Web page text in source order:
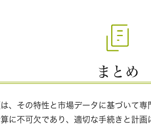
まとめ
、その特性と市場データに基づいて
に不可欠であり、適切な手続きと計